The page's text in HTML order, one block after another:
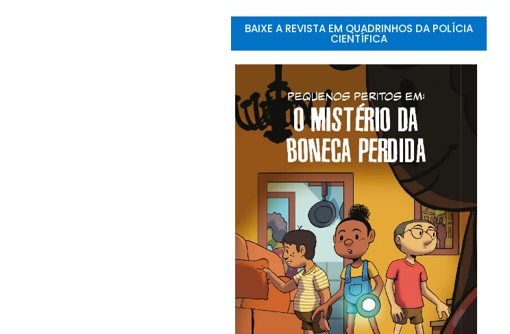
BAIXE A REVISTA EM QUADRINHOS DA POLÍCIA
CIENTÍFICA